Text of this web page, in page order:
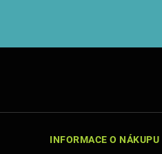
INFORMACE O NÁKUPU